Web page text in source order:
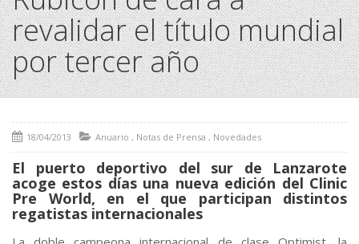
revalidar el título mundial
por tercer año
18/04/2013 Anuario , Notas de Prensa , Novedades
El puerto deportivo del sur de Lanzarote
acoge estos días una nueva edición del Clinic
Pre World, en el que participan distintos
regatistas internacionales